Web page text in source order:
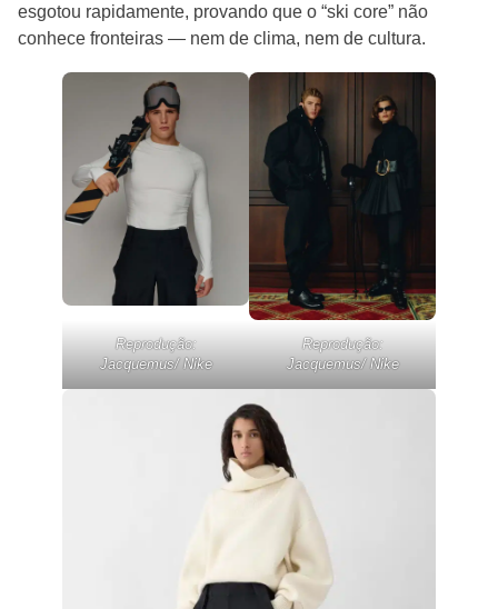
esgotou rapidamente, provando que o “ski core” não
conhece fronteiras — nem de clima, nem de cultura.
Reprodução:
Jacquemus/ Nike
Reprodução:
Jacquemus/ Nike